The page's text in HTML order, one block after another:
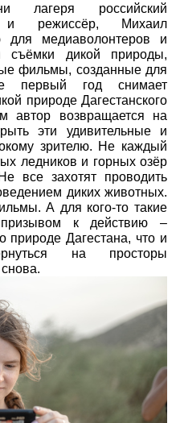
лагеря российский
и режиссёр, Михаил
для медиаволонтеров и
съёмки дикой природы,
фильмы, созданные для
первый год снимает
природе Дагестанского
автор возвращается на
эти удивительные и
зрителю. Не каждый
ледников и горных озёр
все захотят проводить
диких животных.
А для кого-то такие
к действию –
природе Дагестана, что и
на просторы